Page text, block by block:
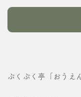
ぷくぷく亭「おうえ